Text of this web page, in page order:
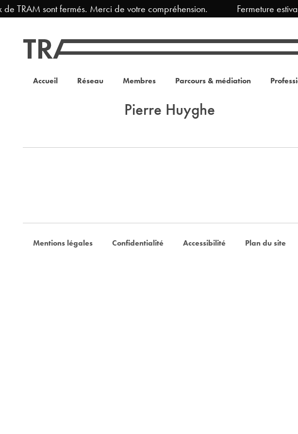
TRAM sont fermés. Merci de votre compréhension. Fermeture
Accueil Réseau Membres Parcours & médiation
Pierre Huyghe
Mentions légales Confidentialité Accessibilité Plan du site